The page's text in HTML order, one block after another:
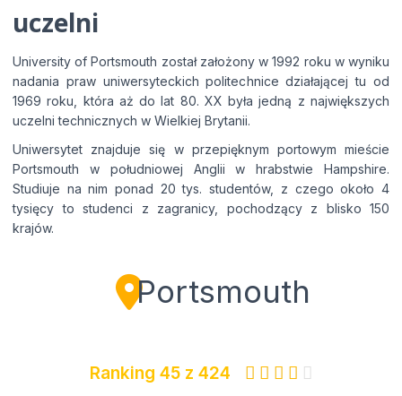
uczelni
University of Portsmouth został założony w 1992 roku w wyniku
nadania praw uniwersyteckich politechnice działającej tu od
1969 roku, która aż do lat 80. XX była jedną z największych
uczelni technicznych w Wielkiej Brytanii.
Uniwersytet znajduje się w przepięknym portowym mieście
Portsmouth w południowej Anglii w hrabstwie Hampshire.
Studiuje na nim ponad 20 tys. studentów, z czego około 4
tysięcy to studenci z zagranicy, pochodzący z blisko 150
krajów.
Portsmouth
Ranking 45 z 424     